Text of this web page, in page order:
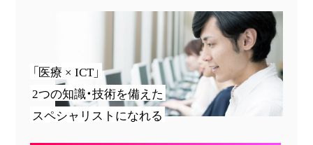
「医療 × ICT」
2つの知識・技術を備えた
スペシャリストになれる